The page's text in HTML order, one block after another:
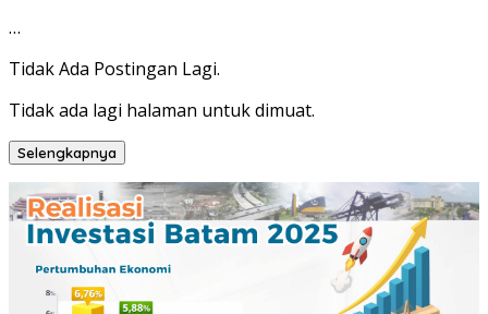
…
Tidak Ada Postingan Lagi.
Tidak ada lagi halaman untuk dimuat.
Selengkapnya